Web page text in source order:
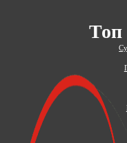
Топ